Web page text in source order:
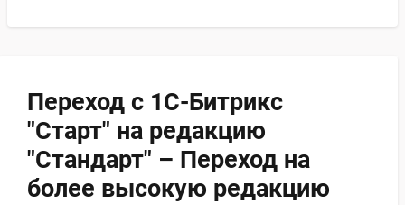
Переход с 1С-Битрикс
"Старт" на редакцию
"Стандарт" – Переход на
более высокую редакцию